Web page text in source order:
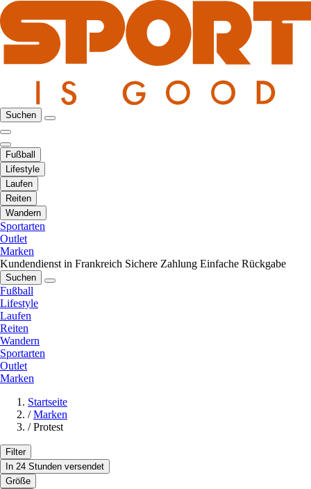
Suchen
Fußball
Lifestyle
Laufen
Reiten
Wandern
Sportarten
Outlet
Marken
Kundendienst in Frankreich Sichere Zahlung Einfache Rückgabe
Suchen
Fußball
Lifestyle
Laufen
Reiten
Wandern
Sportarten
Outlet
Marken
Startseite
/ Marken
/ Protest
Filter
In 24 Stunden versendet
Größe